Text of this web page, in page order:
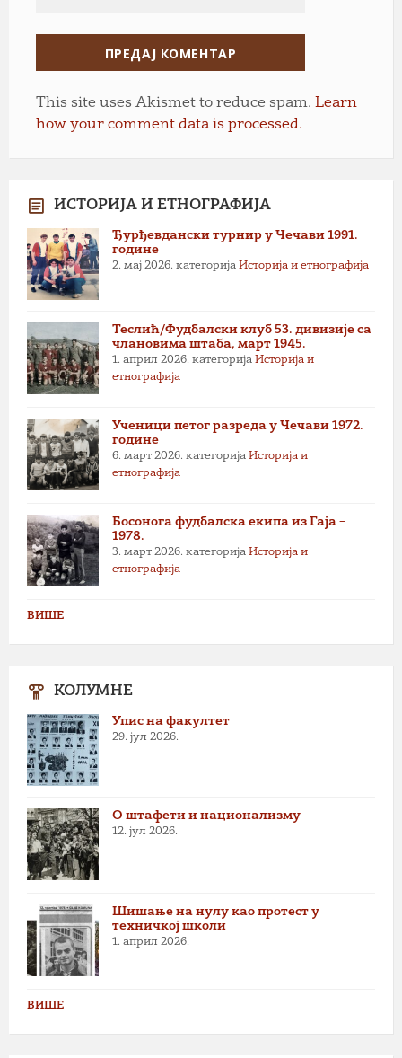
This site uses Akismet to reduce spam. Learn
how your comment data is processed.
ИСТОРИЈА И ЕТНОГРАФИЈА
Ђурђевдански турнир у Чечави 1991.
године
2. мај 2026. категорија Историја и етнографија
Теслић/Фудбалски клуб 53. дивизије са
члановима штаба, март 1945.
1. април 2026. категорија Историја и
етнографија
Ученици петог разреда у Чечави 1972.
године
6. март 2026. категорија Историја и
етнографија
Босонога фудбалска екипа из Гаја –
1978.
3. март 2026. категорија Историја и
етнографија
ВИШЕ
КОЛУМНЕ
Упис на факултет
29. јул 2026.
О штафети и национализму
12. јул 2026.
Шишање на нулу као протест у
техничкој школи
1. април 2026.
ВИШЕ